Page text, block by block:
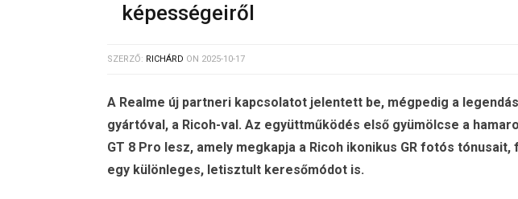
képességeiről
SZERZŐ: RICHÁRD ON 2025-10-17
A Realme új partneri kapcsolatot jelentett be, mégpedig a
gyártóval, a Ricoh-val. Az együttműködés első gyümölcse a
GT 8 Pro lesz, amely megkapja a Ricoh ikonikus GR fotós
egy különleges, letisztult keresőmódot is.